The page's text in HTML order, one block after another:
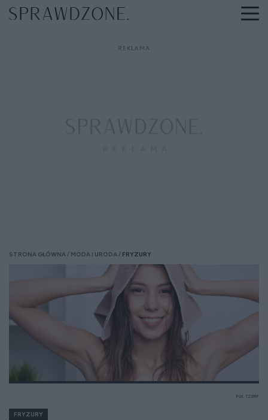
STRONA GŁÓWNA MODA I URODA FRYZURY
Fot. 123RF
FRYZURY